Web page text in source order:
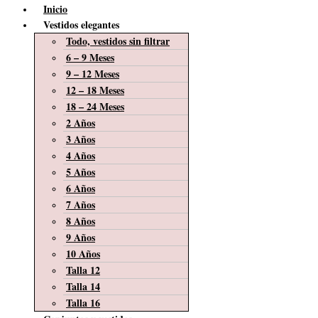
Inicio
Vestidos elegantes
Todo, vestidos sin filtrar
6 – 9 Meses
9 – 12 Meses
12 – 18 Meses
18 – 24 Meses
2 Años
3 Años
4 Años
5 Años
6 Años
7 Años
8 Años
9 Años
10 Años
Talla 12
Talla 14
Talla 16